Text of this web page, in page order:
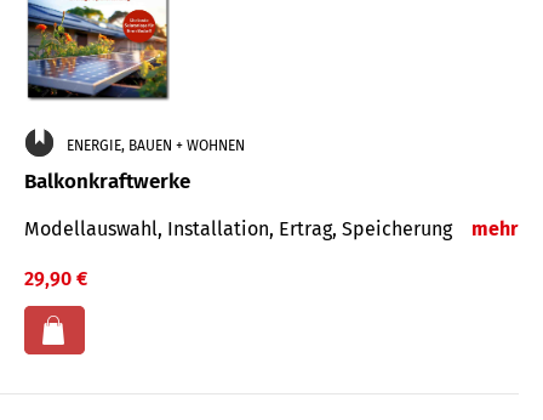
ENERGIE, BAUEN + WOHNEN
Balkonkraftwerke
Modellauswahl, Installation, Ertrag, Speicherung mehr
29,90 €